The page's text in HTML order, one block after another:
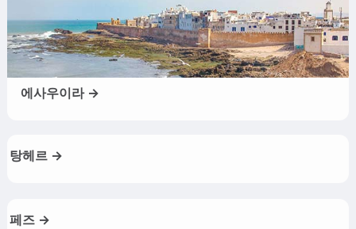
에사우이라 →
탕헤르 →
페즈 →